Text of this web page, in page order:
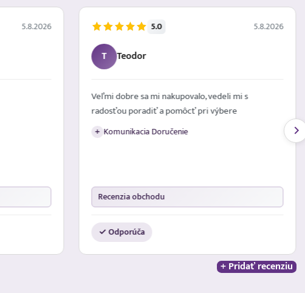
5.8.2026 5.0 5.8.2026
T Teodor
Veľmi dobre sa mi nakupovalo, vedeli mi s
radosťou poradiť a pomôcť pri výbere
+ Komunikacia Doručenie
Recenzia obchodu
✓ Odporúča
+ Pridať recenziu